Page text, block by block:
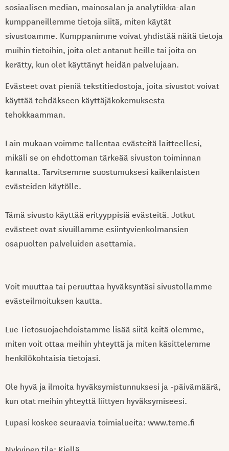
sosiaalisen median, mainosalan ja analytiikka-alan
kumppaneillemme tietoja siitä, miten käytät
sivustoamme. Kumppanimme voivat yhdistää näitä tietoja
muihin tietoihin, joita olet antanut heille tai joita on
kerätty, kun olet käyttänyt heidän palvelujaan.
Evästeet ovat pieniä tekstitiedostoja, joita sivustot voivat
käyttää tehdäkseen käyttäjäkokemuksesta
tehokkaamman.
Lain mukaan voimme tallentaa evästeitä laitteellesi,
mikäli se on ehdottoman tärkeää sivuston toiminnan
kannalta. Tarvitsemme suostumuksesi kaikenlaisten
evästeiden käytölle.
Tämä sivusto käyttää erityyppisiä evästeitä. Jotkut
evästeet ovat sivuillamme esiintyvienkolmansien
osapuolten palveluiden asettamia.
Voit muuttaa tai peruuttaa hyväksyntäsi sivustollamme
evästeilmoituksen kautta.
Lue Tietosuojaehdoistamme lisää siitä keitä olemme,
miten voit ottaa meihin yhteyttä ja miten käsittelemme
henkilökohtaisia tietojasi.
Ole hyvä ja ilmoita hyväksymistunnuksesi ja -päivämäärä,
kun otat meihin yhteyttä liittyen hyväksymiseesi.
Lupasi koskee seuraavia toimialueita: www.teme.fi